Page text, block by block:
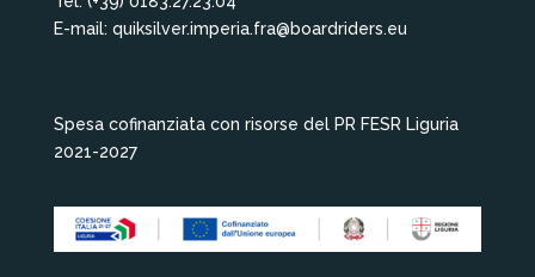
E-mail: quiksilver.imperia.fra@boardriders.eu
Spesa cofinanziata con risorse del PR FESR Liguria
2021-2027